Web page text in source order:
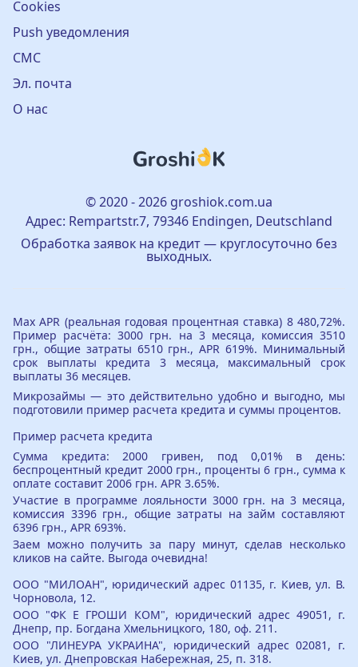
Cookies
Push уведомления
СМС
Эл. почта
О нас
© 2020 - 2026 groshiok.com.ua
Адрес: Rempartstr.7, 79346 Endingen, Deutschland
Обработка заявок на кредит — круглосуточно без
выходных.
Max APR (реальная годовая процентная ставка) 8 480,72%.
Пример расчёта: 3000 грн. на 3 месяца, комиссия 3510
грн., общие затраты 6510 грн., APR 619%. Минимальный
срок выплаты кредита 3 месяца, максимальный срок
выплаты 36 месяцев.
Микрозаймы — это действительно удобно и выгодно, мы
подготовили пример расчета кредита и суммы процентов.
Пример расчета кредита
Сумма кредита: 2000 гривен, под 0,01% в день:
беспроцентный кредит 2000 грн., проценты 6 грн., сумма к
оплате составит 2006 грн. APR 3.65%.
Участие в программе лояльности 3000 грн. на 3 месяца,
комиссия 3396 грн., общие затраты на займ составляют
6396 грн., APR 693%.
Заем можно получить за пару минут, сделав несколько
кликов на сайте. Выгода очевидна!
ООО "МИЛОАН", юридический адрес 01135, г. Киев, ул. В.
Чорновола, 12.
ООО "ФК Е ГРОШИ КОМ", юридический адрес 49051, г.
Днепр, пр. Богдана Хмельницкого, 180, оф. 211.
ООО "ЛИНЕУРА УКРАИНА", юридический адрес 02081, г.
Киев, ул. Днепровская Набережная, 25, п. 318.